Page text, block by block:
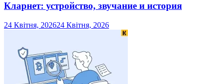
Кларнет: устройство, звучание и история
24 Квітня, 202624 Квітня, 2026